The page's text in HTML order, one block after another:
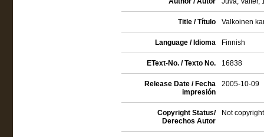
Title / Título Valkoinen
Language / Idioma Finnish
EText-No. / Texto No. 16838
Release Date / Fecha
impresión
2005-10-09
Copyright Status/
Derechos Autor
Not